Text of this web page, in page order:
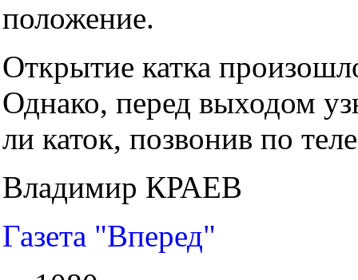
положение.
Открытие катка
Однако, перед выходом
ли каток, позвонив по
Владимир КРАЕВ
Газета "Вперед"